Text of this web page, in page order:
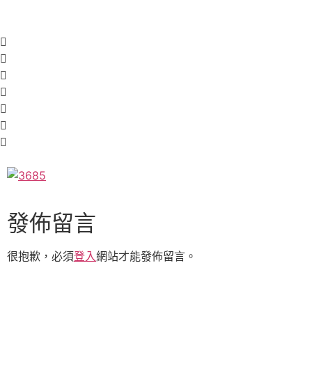
發佈留言
很抱歉，必須登入網站才能發佈留言。